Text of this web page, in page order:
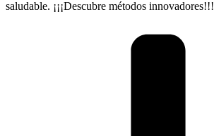
saludable. ¡¡¡Descubre métodos innovadores!!!